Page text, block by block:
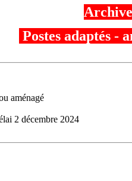
Postes adaptés -
ou aménagé
2 décembre 2024